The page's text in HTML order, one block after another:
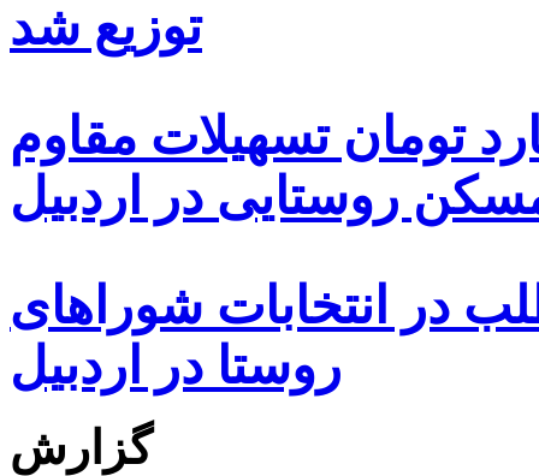
توزیع شد
هزار و ۴۸۰ میلیارد تومان تسهیلات مقاوم
روستایی در اردبیل
از ۵۰۰۰ داوطلب در انتخابات شوراهای
روستا در اردبیل
گزارش